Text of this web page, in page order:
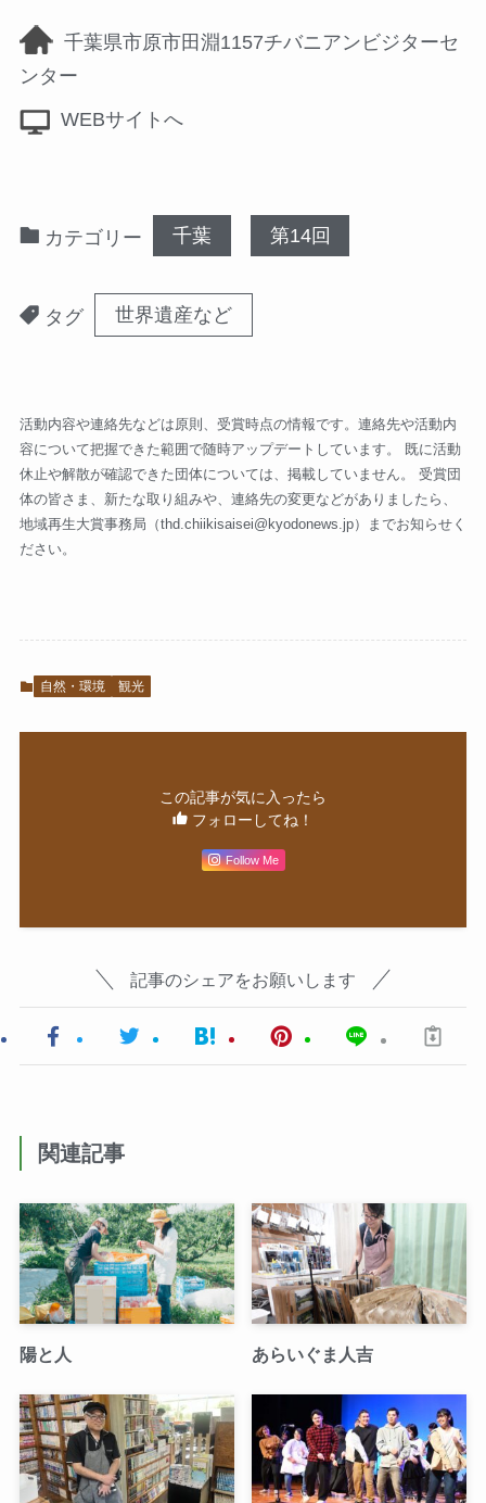
千葉県市原市田淵1157チバニアンビジターセ
ンター
WEBサイトへ
カテゴリー 千葉 第14回
タグ 世界遺産など
活動内容や連絡先などは原則、受賞時点の情報です。連絡先や活動内
容について把握できた範囲で随時アップデートしています。 既に活動
休止や解散が確認できた団体については、掲載していません。 受賞団
体の皆さま、新たな取り組みや、連絡先の変更などがありましたら、
地域再生大賞事務局（thd.chiikisaisei@kyodonews.jp）までお知らせく
ださい。
自然・環境 観光
この記事が気に入ったら
フォローしてね！
Follow Me
記事のシェアをお願いします
関連記事
陽と人 あらいぐま人吉